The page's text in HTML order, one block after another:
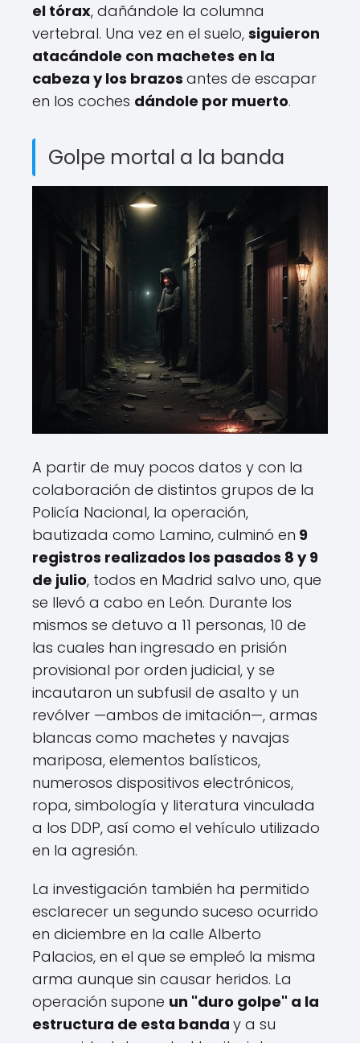
el tórax, dañándole la columna
vertebral. Una vez en el suelo, siguieron
atacándole con machetes en la
cabeza y los brazos antes de escapar
en los coches dándole por muerto.
Golpe mortal a la banda
A partir de muy pocos datos y con la
colaboración de distintos grupos de la
Policía Nacional, la operación,
bautizada como Lamino, culminó en 9
registros realizados los pasados 8 y 9
de julio, todos en Madrid salvo uno, que
se llevó a cabo en León. Durante los
mismos se detuvo a 11 personas, 10 de
las cuales han ingresado en prisión
provisional por orden judicial, y se
incautaron un subfusil de asalto y un
revólver —ambos de imitación—, armas
blancas como machetes y navajas
mariposa, elementos balísticos,
numerosos dispositivos electrónicos,
ropa, simbología y literatura vinculada
a los DDP, así como el vehículo utilizado
en la agresión.
La investigación también ha permitido
esclarecer un segundo suceso ocurrido
en diciembre en la calle Alberto
Palacios, en el que se empleó la misma
arma aunque sin causar heridos. La
operación supone un "duro golpe" a la
estructura de esta banda y a su